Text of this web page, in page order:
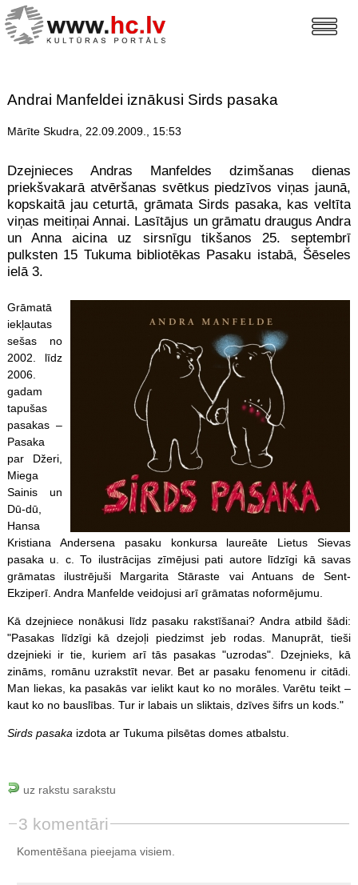
Andrai Manfeldei iznākusi Sirds pasaka
Mārīte Skudra, 22.09.2009., 15:53
Dzejnieces Andras Manfeldes dzimšanas dienas
priekšvakarā atvēršanas svētkus piedzīvos viņas jaunā,
kopskaitā jau ceturtā, grāmata Sirds pasaka, kas veltīta
viņas meitiņai Annai. Lasītājus un grāmatu draugus Andra
un Anna aicina uz sirsnīgu tikšanos 25. septembrī
pulksten 15 Tukuma bibliotēkas Pasaku istabā, Šēseles
ielā 3.
Grāmatā
iekļautas
sešas no
2002. līdz
2006.
gadam
tapušas
pasakas –
Pasaka
par Džeri,
Miega
Sainis un
Dū-dū,
Hansa
Kristiana Andersena pasaku konkursa laureāte Lietus Sievas
pasaka u. c. To ilustrācijas zīmējusi pati autore līdzīgi kā savas
grāmatas ilustrējuši Margarita Stāraste vai Antuans de Sent-
Ekziperī. Andra Manfelde veidojusi arī grāmatas noformējumu.
Kā dzejniece nonākusi līdz pasaku rakstīšanai? Andra atbild šādi:
"Pasakas līdzīgi kā dzejoļi piedzimst jeb rodas. Manuprāt, tieši
dzejnieki ir tie, kuriem arī tās pasakas "uzrodas". Dzejnieks, kā
zināms, romānu uzrakstīt nevar. Bet ar pasaku fenomenu ir citādi.
Man liekas, ka pasakās var ielikt kaut ko no morāles. Varētu teikt –
kaut ko no bauslības. Tur ir labais un sliktais, dzīves šifrs un kods."
Sirds pasaka izdota ar Tukuma pilsētas domes atbalstu.
uz rakstu sarakstu
3 komentāri
Komentēšana pieejama visiem.